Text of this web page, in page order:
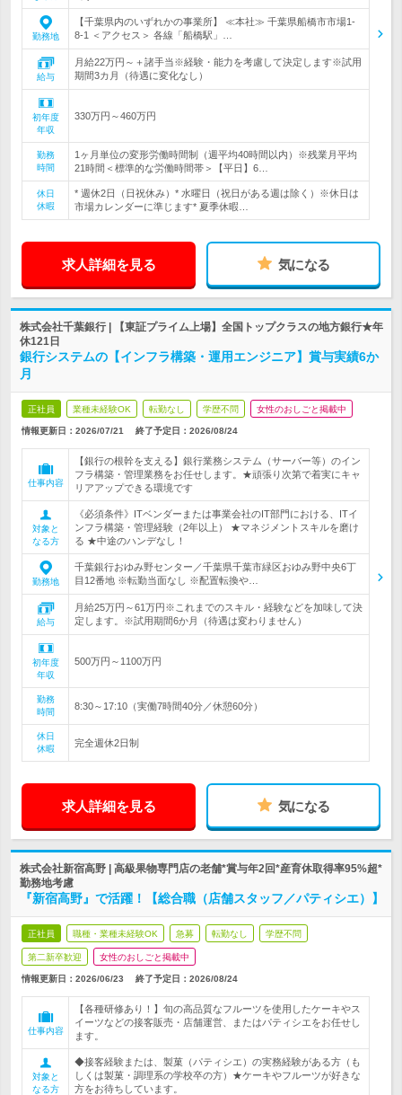
勤務地
【千葉県内のいずれかの事業所】 ≪本社≫ 千葉県船橋市市場1-
8-1 ＜アクセス＞ 各線「船橋駅」…
給与
月給22万円～＋諸手当※経験・能力を考慮して決定します※試用
期間3カ月（待遇に変化なし）
初年度
年収
330万円～460万円
勤務
時間
1ヶ月単位の変形労働時間制（週平均40時間以内）※残業月平均
21時間＜標準的な労働時間帯＞【平日】6…
休日
休暇
* 週休2日（日祝休み）* 水曜日（祝日がある週は除く）※休日は
市場カレンダーに準じます* 夏季休暇…
求人詳細を見る 気になる
株式会社千葉銀行 | 【東証プライム上場】全国トップクラスの地方銀行★年
休121日
銀行システムの【インフラ構築・運用エンジニア】賞与実績6か
月
正社員 業種未経験OK 転勤なし 学歴不問 女性のおしごと掲載中
情報更新日：2026/07/21 終了予定日： 2026/08/24
仕事内容
【銀行の根幹を支える】銀行業務システム（サーバー等）のイン
フラ構築・管理業務をお任せします。★頑張り次第で着実にキャ
リアアップできる環境です
対象と
なる方
《必須条件》ITベンダーまたは事業会社のIT部門における、ITイ
ンフラ構築・管理経験（2年以上） ★マネジメントスキルを磨け
る ★中途のハンデなし！
勤務地
千葉銀行おゆみ野センター／千葉県千葉市緑区おゆみ野中央6丁
目12番地 ※転勤当面なし ※配置転換や…
給与
月給25万円～61万円※これまでのスキル・経験などを加味して決
定します。※試用期間6か月（待遇は変わりません）
初年度
年収
500万円～1100万円
勤務
時間
8:30～17:10（実働7時間40分／休憩60分）
休日
休暇
完全週休2日制
求人詳細を見る 気になる
株式会社新宿高野 | 高級果物専門店の老舗*賞与年2回*産育休取得率95%超*
勤務地考慮
『新宿高野』で活躍！【総合職（店舗スタッフ／パティシエ）】
正社員 職種・業種未経験OK 急募 転勤なし 学歴不問
第二新卒歓迎 女性のおしごと掲載中
情報更新日：2026/06/23 終了予定日： 2026/08/24
仕事内容
【各種研修あり！】旬の高品質なフルーツを使用したケーキやス
イーツなどの接客販売・店舗運営、またはパティシエをお任せし
ます。
対象と
なる方
◆接客経験または、製菓（パティシエ）の実務経験がある方（も
しくは製菓・調理系の学校卒の方）★ケーキやフルーツが好きな
方をお待ちしています。